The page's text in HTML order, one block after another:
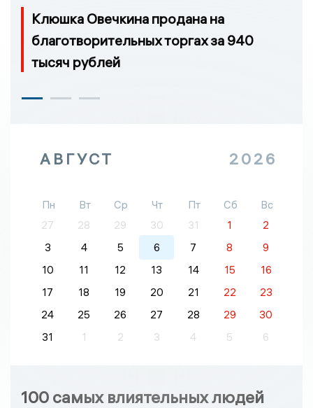
Клюшка Овечкина продана на
благотворительных торгах за 940
тысяч рублей
АВГУСТ 2026
Пн Вт Ср Чт Пт Сб
Вс
27
28 29 30 31 1
2
3
4 5 6 7 8
9
10
11 12 13 14 15
16
17
18 19 20 21 22
23
24
25 26 27 28 29
30
31
1 2 3 4 5 6
100 самых влиятельных людей